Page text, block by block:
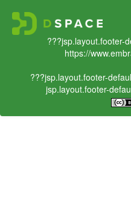
???jsp.layout.footer-
https://
???jsp.layout.footer-
jsp.layout.footer-